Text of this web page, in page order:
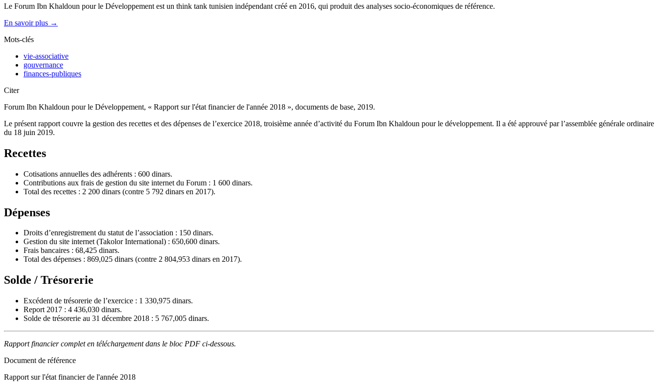
Le Forum Ibn Khaldoun pour le Développement est un think tank tunisien indépendant créé en 2016, qui produit des analyses socio-économiques de référence.
En savoir plus →
Mots-clés
vie-associative
gouvernance
finances-publiques
Citer
Forum Ibn Khaldoun pour le Développement, « Rapport sur l'état financier de l'année 2018 », documents de base, 2019.
Le présent rapport couvre la gestion des recettes et des dépenses de l’exercice 2018, troisième année d’activité du Forum Ibn Khaldoun pour le développement. Il a été approuvé par l’assemblée générale ordinaire
du 18 juin 2019.
Recettes
Cotisations annuelles des adhérents : 600 dinars.
Contributions aux frais de gestion du site internet du Forum : 1 600 dinars.
Total des recettes : 2 200 dinars (contre 5 792 dinars en 2017).
Dépenses
Droits d’enregistrement du statut de l’association : 150 dinars.
Gestion du site internet (Takolor International) : 650,600 dinars.
Frais bancaires : 68,425 dinars.
Total des dépenses : 869,025 dinars (contre 2 804,953 dinars en 2017).
Solde / Trésorerie
Excédent de trésorerie de l’exercice : 1 330,975 dinars.
Report 2017 : 4 436,030 dinars.
Solde de trésorerie au 31 décembre 2018 : 5 767,005 dinars.
Rapport financier complet en téléchargement dans le bloc PDF ci-dessous.
Document de référence
Rapport sur l'état financier de l'année 2018